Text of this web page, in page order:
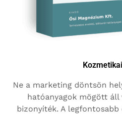
Ne a marketing döntsön
hatóanyagok mögött
bizonyíték. A